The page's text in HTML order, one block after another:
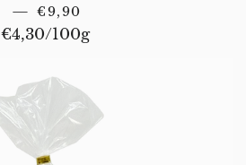
— REGULAR PRICE
€9,90
Unit price
€4,30/per
100g